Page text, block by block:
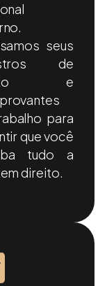
seus
de
e
para
que você
tudo a
direito.